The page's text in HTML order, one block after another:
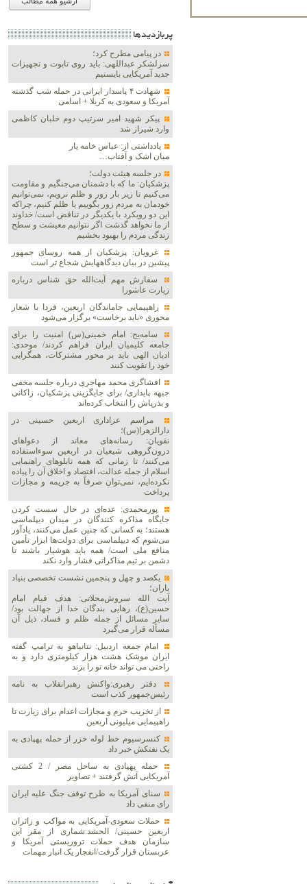
پربازديدها
در پیامی مطرح کرد؛
سرلشکر عبداللهی: باید روی تابوت و تجهیزات
جدید آمریکایی بایستیم
شهادت ۴ پاسدار ایرانی در حمله شب گذشته
آمریکا و سعودی به کربلا + اسامی
پیکر شهید امیر سرتیپ دوم خلبان کاظمی
وارد شیراز شد
یادداشتی از: عباس خامه یار
میان اشک و آفتاب…
در جلسه هیئت دولت؛
پزشکیان: ما که با دشمنان می‌جنگیم و مقاومت
می‌کنیم تا زیر بار زور و ظلم نرویم، نمی‌توانیم
خودمان به مردم زور بگوییم یا ظلم کنیم، چراکه
این دو رویکرد با یکدیگر در تناقض است/ خداوند
از ما نخواهد گذشت اگر نتوانیم معیشت و سطح
زندگی مردم را بهبود بخشیم
غرویان: پزشکیان از همه روسای جمهور
پیشین در بیان دیدگاههایش شجاع تر است
سفارش مهم آیت‌الله حق شناس درباره
زیارت عاشورا
راهپیمایی جاماندگان اربعین، فردا با شعار
محوری «باید برخاست» برگزار می‌شود
سامه‌یح: امام خمینی(س) امنیت را برای
جامعه کلیمیان ایران فراهم کردند/ موحدی:
ادیان الهی باید بر محور مشترکات، همگرایی
خود را تقویت کنند
افشاگری محمد مهاجری درباره جلسه مخفی
جبهه پایداری/ برای جایگزینی پزشکیان، زاکانی
و بذرپاش را انتخاب کرده‌اند
مراسم عزاداری اربعین حسینی در
دارالزهرا(س)؛
نقویان: رسانه‌های معاند از دعواهای
درون‌گروهی شیعیان در اربعین سوءاستفاده
می‌کنند/ تا زمانی که همه تابلوهای راهنمایی
اسلام از جمله عدالت، اقتصاد و اخلاق آن را پیاده
نکرده‌ایم، نمی‌توان صرفاً به جریمه و مجازات
پرداخت
پورمحمدی: عده‌ای در حال سست کردن
جایگاه مذاکره کنندگان در میدان دیپلماسی
هستند؛ به کسانی که چنین عمل می‌کنند، یادآور
می‌شوم که دیپلماسی برای دولت‌ها ابزار تأمین
منافع ملی است/ همه باید هوشیار باشند تا
دشمن بر تیم مذاکراتی فشار وارد نکند
یکصد و چهل و پنجمین نشست تخصصی بنیاد
باران؛
آیت الله سروش‌محلاتی: هدف قیام امام
حسین(ع)، رهایی بندگان خدا از جهالت بود/
سایر مسائل از جمله ظلم و فساد، ذیل آن
مسأله قرار می‌گیرد
امام جمعه اردبیل: نتانیاهو به ترامپ گفته
ایران موشک هشت هزار کیلومتری دارد و به
راحتی می تواند خانه تو را بزند
دفتر رهبری:واکنش رهبرانقلاب به نامه
رئیس‌جمهور کذب است
از تخریب حرم و مجازات اعدام برای زیارت تا
راهپیمایی میلیونی اربعین
کنسرسیوم خط لوله خزر از حمله پهپادی به
یک نفتکش خبر داد
حمله پهپادی به ساحل مصر / 2 کشتی
آمریکایی آتش گرفتند + تصاویر
سنای آمریکا به طرح توقف جنگ علیه ایران
رای منفی داد
حملات سعودی-آمریکایی به مواکب و زائران
اربعین حسینی/ الحشد:شماری از مقر این
سازمان هدف حملات تروریستی آمریکا و
عربستان قرار گرفت/انفجار یک انبار مهمات